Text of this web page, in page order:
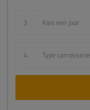
3 Kies een jaar
4 Type carrosserie